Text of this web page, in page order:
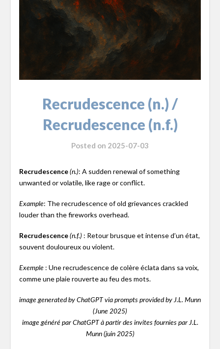
Recrudescence (n.) /
Recrudescence (n.f.)
Posted on 2025-07-03
Recrudescence (n.): A sudden renewal of something
unwanted or volatile, like rage or conflict.
Example: The recrudescence of old grievances crackled
louder than the fireworks overhead.
Recrudescence (n.f.) : Retour brusque et intense d’un état,
souvent douloureux ou violent.
Exemple: Une recrudescence de colère éclata dans sa voix,
comme une plaie rouverte au feu des mots.
image generated by ChatGPT via prompts provided by J.L. Munn
(June 2025)
image généré par ChatGPT à partir des invites fournies par J.L.
Munn (juin 2025)